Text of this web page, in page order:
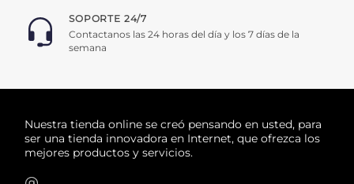
SOPORTE 24/7
Contactanos las 24 horas del día y los 7 días de la
semana
Nuestra tienda online se creó pensando en usted, para
ser una tienda innovadora en Internet, que ofrezca los
mejores productos y servicios.